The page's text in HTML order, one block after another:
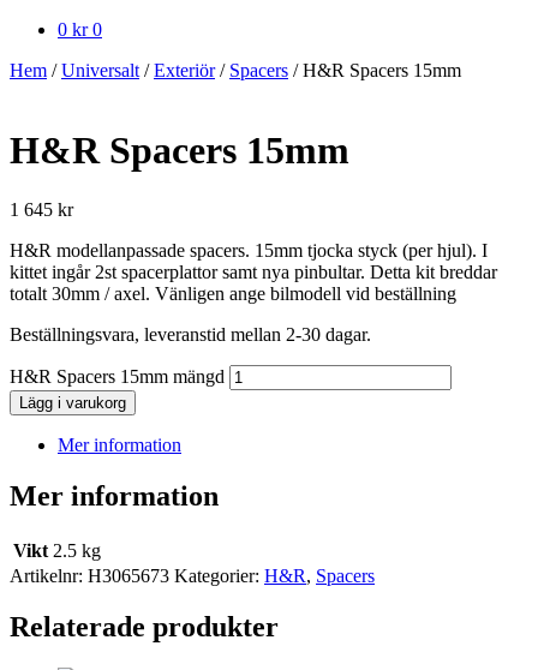
0 kr 0
Hem /Universalt /Exteriör/ Spacers /H&R Spacers 15mm
H&R Spacers 15mm
1 645 kr
H&R modellanpassade spacers. 15mm tjocka styck (per hjul). I
kittet ingår 2st spacerplattor samt nya pinbultar. Detta kit breddar
totalt 30mm / axel. Vänligen ange bilmodell vid beställning
Beställningsvara, leveranstid mellan 2-30 dagar.
H&R Spacers 15mm mängd
Lägg i varukorg
Mer information
Mer information
Vikt 2.5 kg
Artikelnr: H3065673 Kategorier: H&R, Spacers
Relaterade produkter